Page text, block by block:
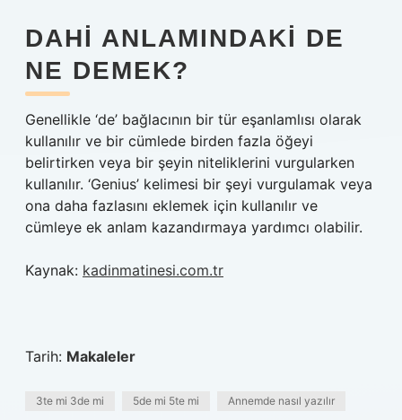
DAHI ANLAMINDAKI DE
NE DEMEK?
Genellikle ‘de’ bağlacının bir tür eşanlamlısı olarak
kullanılır ve bir cümlede birden fazla öğeyi
belirtirken veya bir şeyin niteliklerini vurgularken
kullanılır. ‘Genius’ kelimesi bir şeyi vurgulamak veya
ona daha fazlasını eklemek için kullanılır ve
cümleye ek anlam kazandırmaya yardımcı olabilir.
Kaynak: kadinmatinesi.com.tr
Tarih: Makaleler
3te mi 3de mi 5de mi 5te mi Annemde nasıl yazılır